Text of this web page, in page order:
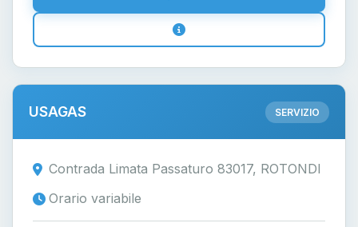
USAGAS SERVIZIO
Contrada Limata Passaturo 83017, ROTONDI
Orario variabile